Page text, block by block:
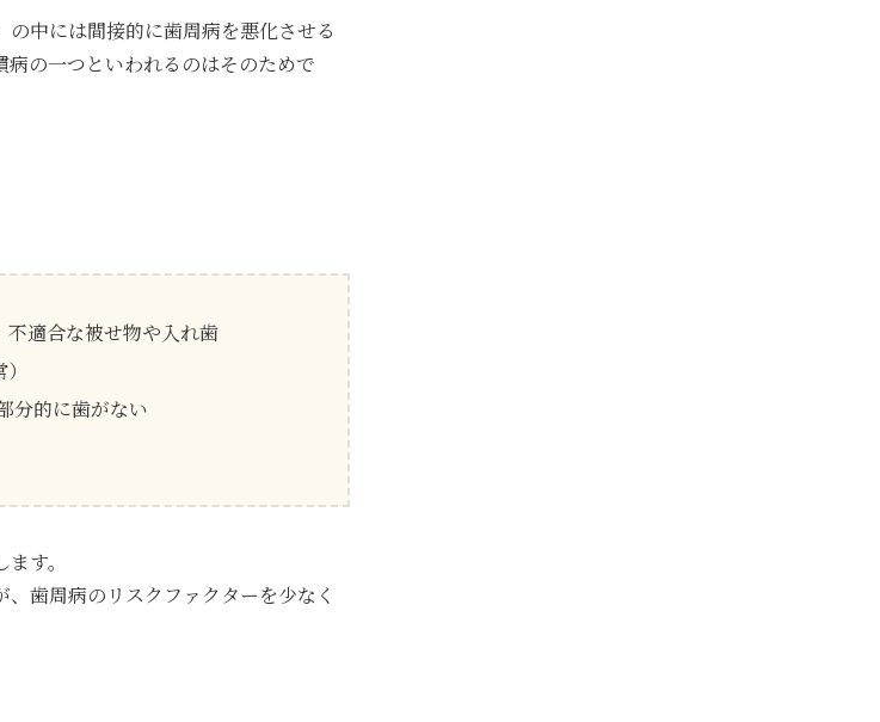
中には間接的に歯周病を悪化させる
の一つといわれるのはそのためで
不適合な被せ物や入れ歯
分的に歯がない
す。
歯周病のリスクファクターを少なく